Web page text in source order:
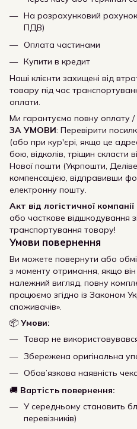
На розрахунковий
ПДВ)
Оплата частинами
Купити в кредит
Наші клієнти захищені від
товару під час
оплати.
Ми гарантуємо повну оплату /
ЗА УМОВИ: Перевірити
(або при кур'єрі, якщо це
бою, відколів, тріщин скласти
Нової пошти (Укрпошти,
компенсацією, відправивши
електронну пошту.
Акт від логістичної
або часткове відшкодування
транспортування товару!
Умови повернення
Ви можете повернути або
з моменту отримання, якщо він
належний вигляд, повну
працюємо згідно із Законом
споживачів».
📦 Умови:
Товар не
Збережена оригінальна
Обов’язкова наявність
🚚 Вартість повернення:
У середньому становить
перевізників)